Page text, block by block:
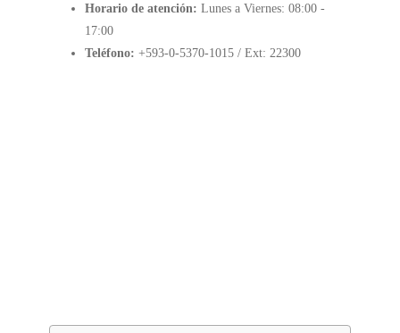
Horario de atención: Lunes a Viernes: 08:00 -
17:00
Teléfono: +593-0-5370-1015 / Ext: 22300